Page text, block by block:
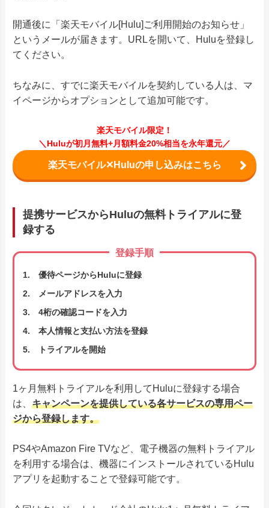
開通後に「 楽天モバイル[Hulu]ご利用開始のお知らせ 」
というメールが届きます。URLを開いて、Huluを登録し
てください。
ちなみに、すでに楽天モバイルを契約している人は、マ
イページからオプションとして追加可能です。
楽天モバイル限定！
＼Huluが初月無料+月額料金20%相当を永年還元／
楽天モバイル✕Huluの申し込みはこちら
提携サービスからHuluの無料トライアルに登
録する
登録手順
優待ページからHuluに登録
メールアドレスを入力
4桁の確認コードを入力
本人情報と支払い方法を登録
トライアルを開始
1ヶ月無料トライアルを利用してHuluに登録する場合
は、 キャンペーンを提供している各サービスの専用ペー
ジから登録します。
PS4やAmazon Fire TVなど、電子機器の無料トライアル
を利用する場合は、機器にインストールされているHulu
アプリを起動することで登録可能です。